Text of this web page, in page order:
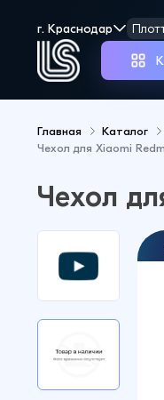
г. Краснодар
Главная Каталог
Чехол для Xiaomi
Чехол